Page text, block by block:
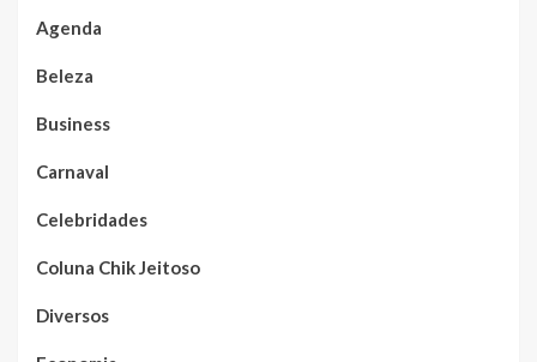
Agenda
Beleza
Business
Carnaval
Celebridades
Coluna Chik Jeitoso
Diversos